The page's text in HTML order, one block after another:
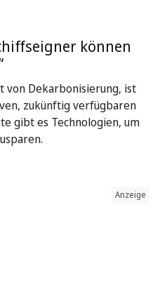
können
von Dekarbonisierung, ist
zukünftig verfügbaren
gibt es Technologien, um
Anzeige